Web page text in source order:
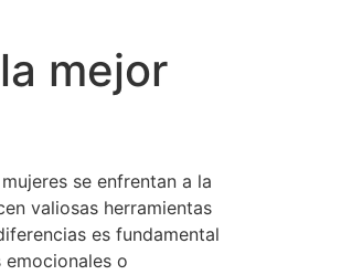
mejor
se enfrentan a la
valiosas herramientas
es fundamental
o